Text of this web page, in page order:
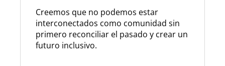
Creemos que no podemos estar
interconectados como comunidad sin
primero reconciliar el pasado y crear un
futuro inclusivo.